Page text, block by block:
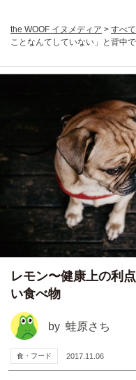
the WOOF イヌメディア > すべ
ことなんてしていない」と背中
レモン〜健康上の利
い食べ物
by 蛙原さち
食・フード 2017.11.06